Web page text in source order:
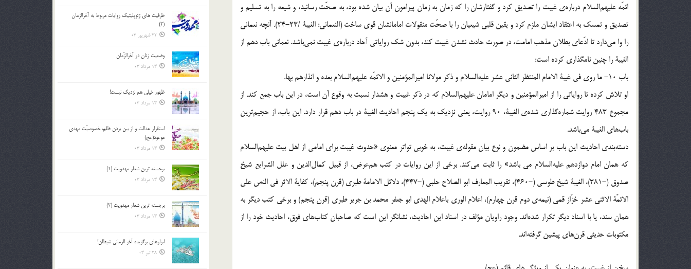
ائمّه علیهم‌السلام درباره‌ی غیبت را تصدیق کرد و گفتارشان را که زمان به زمان پیرامون آن بیان شده بود، به صحّت رسانید، و شیعه را به تسلیم و
تصدیق و تمسک به اعتقاد ایشان ملزم کرد و یقین قلبی شیعیان را با صحّت منقولات امامانشان قوی ساخت (النعمانی: الغیبۀ /23-24). آنچه نعمانی
را وا می‌دارد تا ادّعای بطلان مذهب امامت، در صورت حادث نشدن غیبت کند، بدون شک روایاتی آحاد درباره‌ی غیبت نمی‌باشد. نعمانی باب دهم از
الغیبۀ را چنین نامگذاری کرده است:
باب 10- ما روی فی غیبۀ الامام المنتظر الثانی عشر علیه‌السلام و ذکر مولانا امیرالمؤمنین و الائمّه علیهم‌السلام بعده و انذارهم بها.
او تلاش کرده تا روایاتی را از امیرالمؤمنین و دیگر امامان علیهم‌السلام که در ذکر غیبت و هشدار نسبت به وقوع آن است، در این باب جمع کند. از
مجموع 483 روایت شماره‌گذاری شده‌ی الغیبۀ، 90 روایت، یعنی نزدیک به یک پنجم احادیث الغیبۀ در باب دهم قرار دارد. این باب، از حجیم‌ترین
باب‌های الغیبۀ می‌باشد.
دسته‌بندی احادیث این باب بر اساس مضمون و نوع بیان مقوله‌ی غیبت، به خوبی تواتر معنوی «حدوث غیبت برای امامی از اهل بیت علیهم‌السلام
که همان امام دوازدهم علیه‌السلام می باشد» را ثابت می‌کند. برخی از این روایات در کتب هم‌عرض، از قبیل کمال‌الدین و علل الشرایع شیخ
صدوق (-381)، الغیبۀ شیخ طوسی (-460)، تقریب المعارف ابو الصلاح حلبی (-447)، دلائل الامامۀ طبری (قرن پنجم)، کفایۀ الاثر فی النص علی
الائمّۀ الاثنی عشر خزّاز قمی (نیمه‌ی دوم قرن چهارم)، اعلام الوری باعلام الهدی ابو جعفر محمد بن جریر طبری (قرن پنجم) و برخی کتب دیگر به
همان سند، یا با اسناد دیگر تکرار شده‌اند. وجود راویان مؤلف در اسناد این احادیث، نشانگر این است که صاحبان کتاب‌های فوق، احادیث خود را از
مکتوبات حدیثی قرن‌های پیشین گرفته‌اند.
ظرفیت های ژئوپلیتیک روایات مربوط به آخرالزمان
(2)
22 شهریور 03
وضعیت زنان در آخرالزّمان
13 مرداد 03
ظهور خیلی هم نزدیک نیست!
13 مرداد 03
استقرار عدالت و از بين بردن ظلم، خصوصيّت مهدي
موعود(عج)
13 مرداد 03
برجسته ترين شعار مهدويت (1)
13 مرداد 03
برجسته ترين شعار مهدويت (2)
13 مرداد 03
ابزارهاي برگزيده آخر الزماني شيطان!
28 تیر 03